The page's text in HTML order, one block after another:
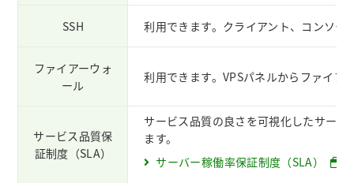
SSH 利用できます。クライアント、コンソー
ファイアーウォ
ール
利用できます。VPSパネルからファイア
サービス品質保
証制度（SLA）
サービス品質の良さを可視化したサー
ます。
サーバー稼働率保証制度（SLA）